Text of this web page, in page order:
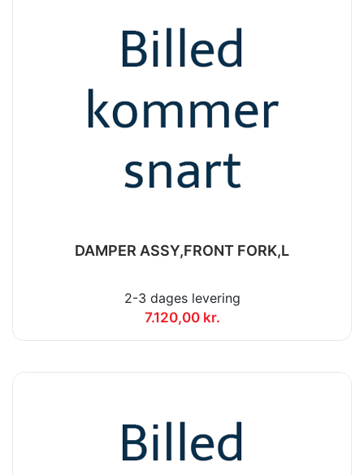
DAMPER ASSY,FRONT FORK,L
2-3 dages levering
7.120,00 kr.